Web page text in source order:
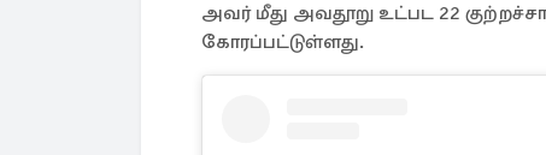
அவர் மீது அவதூறு உட்பட 22
கோரப்பட்டுள்ளது.